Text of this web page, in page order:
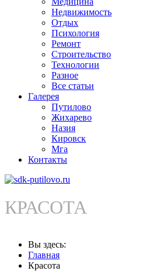
Недвижимость
Отдых
Психология
Ремонт
Строительство
Технологии
Разное
Все статьи
Галерея
Путилово
Жихарево
Назия
Кировск
Мга
Контакты
КРАСОТА
Вы здесь:
Главная
Красота